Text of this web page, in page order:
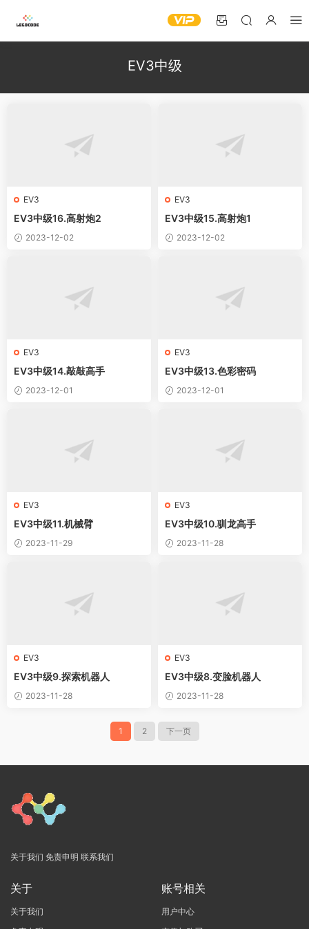
EV3中级
EV3
EV3中级16.高射炮2
2023-12-02
EV3
EV3中级15.高射炮1
2023-12-02
EV3
EV3中级14.敲敲高手
2023-12-01
EV3
EV3中级13.色彩密码
2023-12-01
EV3
EV3中级11.机械臂
2023-11-29
EV3
EV3中级10.驯龙高手
2023-11-28
EV3
EV3中级9.探索机器人
2023-11-28
EV3
EV3中级8.变脸机器人
2023-11-28
1 2 下一页
关于我们 免责申明 联系我们
关于
关于我们
账号相关
用户中心